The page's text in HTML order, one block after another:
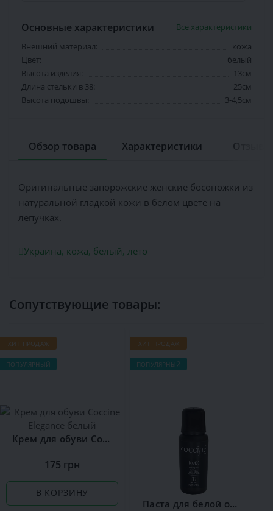
Основные характеристики
Все характеристики
Внешний материал:
кожа
Цвет:
белый
Высота изделия:
13см
Длина стельки в 38:
25см
Высота подошвы:
3-4,5см
Обзор товара Характеристики
Оригинальные запорожские женские босоножки из
натуральной гладкой кожи в белом цвете на
лепучках.
Украина, кожа, белый, лето
Сопутствующие товары:
ХИТ ПРОДАЖ
ПОПУЛЯРНЫЙ
Крем для обуви Сoccine Elegance белый
175 грн
В КОРЗИНУ
ХИТ ПРОДАЖ
ПОПУЛЯРНЫЙ
Паста для белой обуви Сoccine